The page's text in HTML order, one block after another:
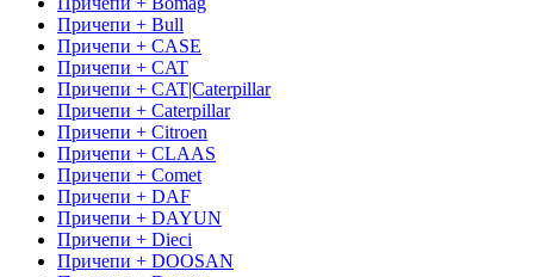
Причепи + Bull
Причепи + CASE
Причепи + CAT
Причепи + CAT|Caterpillar
Причепи + Caterpillar
Причепи + Citroen
Причепи + CLAAS
Причепи + Comet
Причепи + DAF
Причепи + DAYUN
Причепи + Dieci
Причепи + DOOSAN